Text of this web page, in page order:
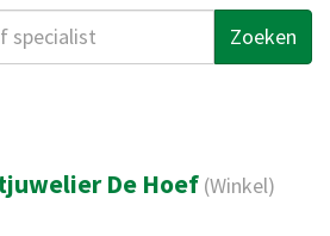
Zoeken
De Hoef (Winkel)